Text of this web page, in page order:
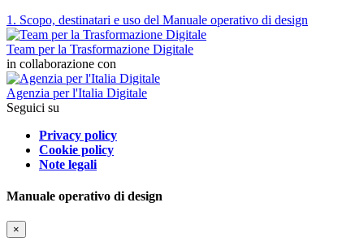
1. Scopo, destinatari e uso del Manuale operativo di design
Team per la Trasformazione Digitale
in collaborazione con
Agenzia per l'Italia Digitale
Seguici su
Privacy policy
Cookie policy
Note legali
Manuale operativo di design
×